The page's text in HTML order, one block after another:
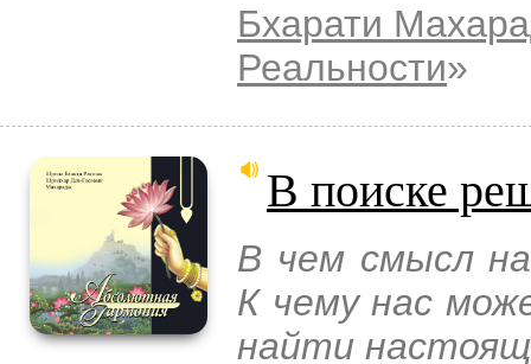
Бхарати
Реальности»
В поиске
В чем смысл
К чему нас
найти